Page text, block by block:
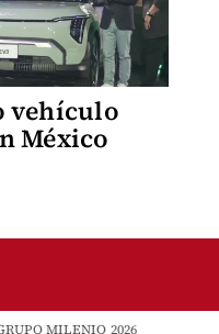
vehículo
México
MILENIO 2026